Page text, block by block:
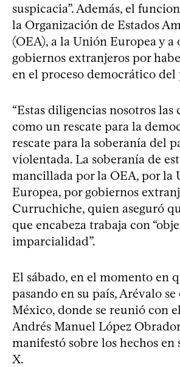
suspicacia”. Además, el
la Organización de Estados
(OEA), a la Unión Europea y a
gobiernos extranjeros por
en el proceso democrático del
“Estas diligencias nosotros las
como un rescate para la
rescate para la soberanía del
violentada. La soberanía de
mancillada por la OEA, por la
Europea, por gobiernos
Curruchiche, quien aseguró
que encabeza trabaja con
imparcialidad”.
El sábado, en el momento en
pasando en su país, Arévalo
México, donde se reunió con
Andrés Manuel López
manifestó sobre los hechos en
X.